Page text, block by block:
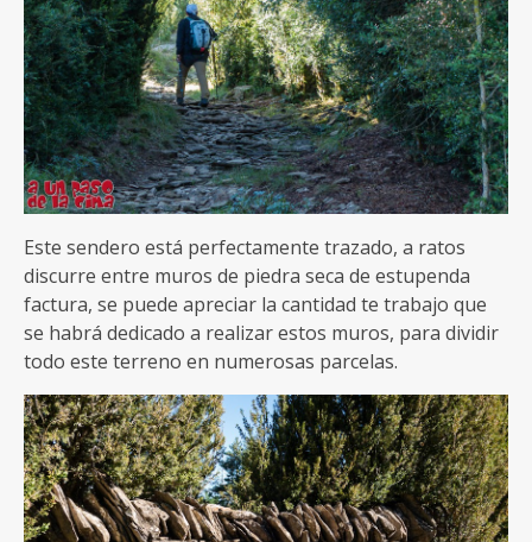
Este sendero está perfectamente trazado, a ratos
discurre entre muros de piedra seca de estupenda
factura, se puede apreciar la cantidad te trabajo que
se habrá dedicado a realizar estos muros, para dividir
todo este terreno en numerosas parcelas.